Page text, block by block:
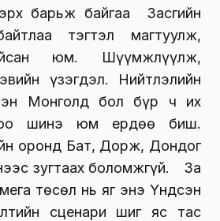
барьж байгаа Засгийн
тэгтэл магтуулж,
юм. Шүүмжлүүлж,
үзэгдэл. Нийтлэлийн
Монголд бол бүр ч их
шинэ юм ердөө биш.
оронд Бат, Дорж, Дондог
зугтаах боломжгүй. За
төсөл нь яг энэ Үндсэн
сценари шиг яс тас